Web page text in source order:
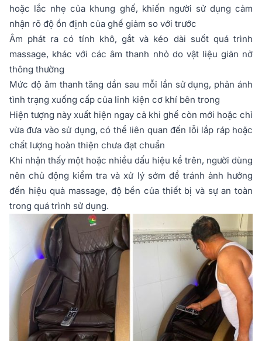
hoặc lắc nhẹ của khung ghế, khiến người sử dụng cảm
nhận rõ độ ổn định của ghế giảm so với trước
Âm phát ra có tính khô, gắt và kéo dài suốt quá trình
massage, khác với các âm thanh nhỏ do vật liệu giãn nở
thông thường
Mức độ âm thanh tăng dần sau mỗi lần sử dụng, phản ánh
tình trạng xuống cấp của linh kiện cơ khí bên trong
Hiện tượng này xuất hiện ngay cả khi ghế còn mới hoặc chỉ
vừa đưa vào sử dụng, có thể liên quan đến lỗi lắp ráp hoặc
chất lượng hoàn thiện chưa đạt chuẩn
Khi nhận thấy một hoặc nhiều dấu hiệu kể trên, người dùng
nên chủ động kiểm tra và xử lý sớm để tránh ảnh hưởng
đến hiệu quả massage, độ bền của thiết bị và sự an toàn
trong quá trình sử dụng.